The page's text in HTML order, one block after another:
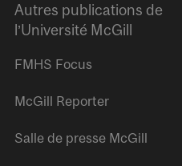
Autres publications de
l’Université McGill
FMHS Focus
McGill Reporter
Salle de presse McGill